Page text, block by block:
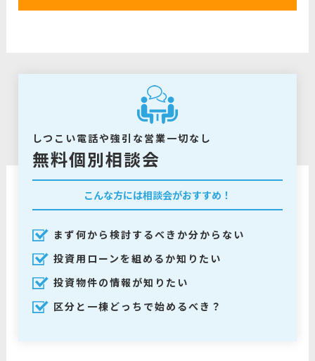
しつこい電話や強引な営業一切なし
無料個別相談会
こんな方には相談会がおすすめ！
まず何から検討するべきか分からない
投資用ローンを組めるか知りたい
投資物件の情報が知りたい
区分と一棟どっちで始めるべき？